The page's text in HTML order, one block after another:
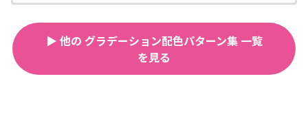
▶ 他の グラデーション配色パターン集 一覧
を見る